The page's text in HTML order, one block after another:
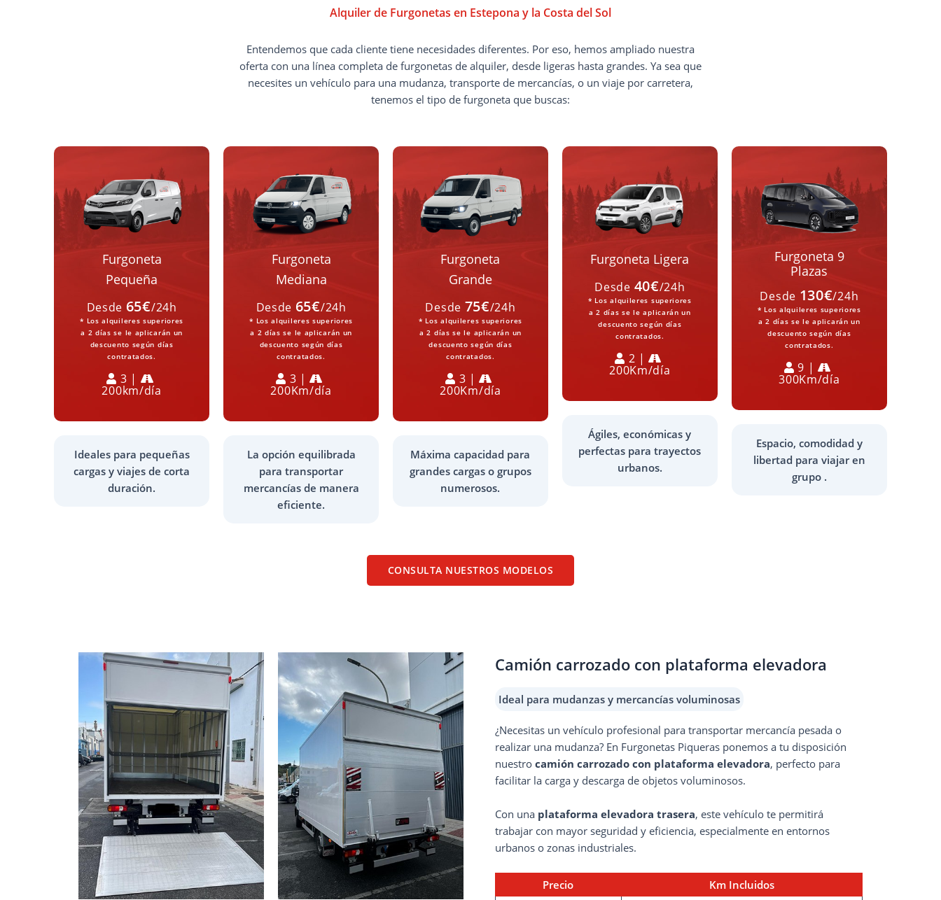
Alquiler de Furgonetas en Estepona y la Costa del Sol
Entendemos que cada cliente tiene necesidades diferentes. Por eso, hemos ampliado nuestra
oferta con una línea completa de furgonetas de alquiler, desde ligeras hasta grandes. Ya sea que
necesites un vehículo para una mudanza, transporte de mercancías, o un viaje por carretera,
tenemos el tipo de furgoneta que buscas:
Furgoneta
Pequeña
Desde 65€/24h
* Los alquileres superiores
a 2 días se le aplicarán un
descuento según días
contratados.
3 |
200km/día
Ideales para pequeñas
cargas y viajes de corta
duración.
Furgoneta
Mediana
Desde 65€/24h
* Los alquileres superiores
a 2 días se le aplicarán un
descuento según días
contratados.
3 |
200Km/día
La opción equilibrada
para transportar
mercancías de manera
eficiente.
Furgoneta
Grande
Desde 75€/24h
* Los alquileres superiores
a 2 días se le aplicarán un
descuento según días
contratados.
3 |
200Km/día
Máxima capacidad para
grandes cargas o grupos
numerosos.
Furgoneta Ligera
Desde 40€/24h
* Los alquileres superiores
a 2 días se le aplicarán un
descuento según días
contratados.
2 |
200Km/día
Ágiles, económicas y
perfectas para trayectos
urbanos.
Furgoneta 9
Plazas
Desde 130€/24h
* Los alquileres superiores
a 2 días se le aplicarán un
descuento según días
contratados.
9 |
300Km/día
Espacio, comodidad y
libertad para viajar en
grupo .
CONSULTA NUESTROS MODELOS
Camión carrozado con plataforma elevadora
Ideal para mudanzas y mercancías voluminosas
¿Necesitas un vehículo profesional para transportar mercancía pesada o
realizar una mudanza? En Furgonetas Piqueras ponemos a tu disposición
nuestro camión carrozado con plataforma elevadora, perfecto para
facilitar la carga y descarga de objetos voluminosos.
Con una plataforma elevadora trasera, este vehículo te permitirá
trabajar con mayor seguridad y eficiencia, especialmente en entornos
urbanos o zonas industriales.
Precio
Km Incluidos